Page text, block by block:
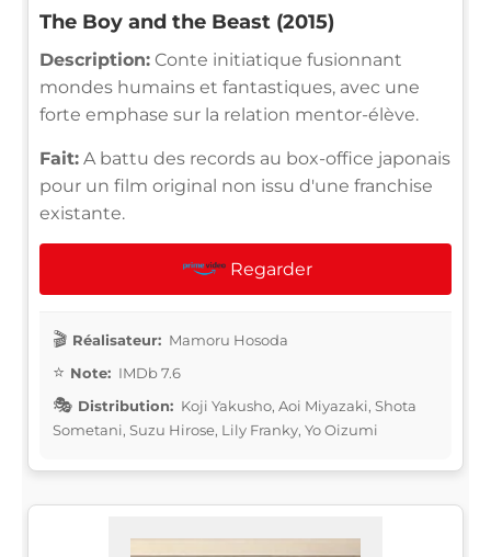
The Boy and the Beast (2015)
Description: Conte initiatique fusionnant
mondes humains et fantastiques, avec une
forte emphase sur la relation mentor-élève.
Fait: A battu des records au box-office japonais
pour un film original non issu d'une franchise
existante.
Regarder
Réalisateur: Mamoru Hosoda
Note: IMDb 7.6
Distribution: Koji Yakusho, Aoi Miyazaki, Shota
Sometani, Suzu Hirose, Lily Franky, Yo Oizumi